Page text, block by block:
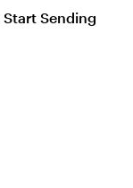
Start Sending